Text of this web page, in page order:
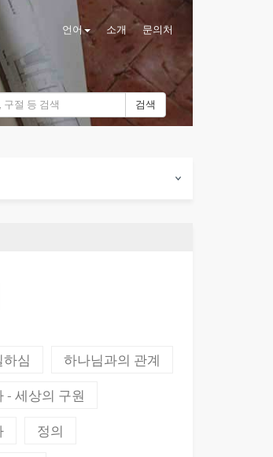
언어 소개 문의처
검색
하심 하나님과의 관계
- 세상의 구원
정의